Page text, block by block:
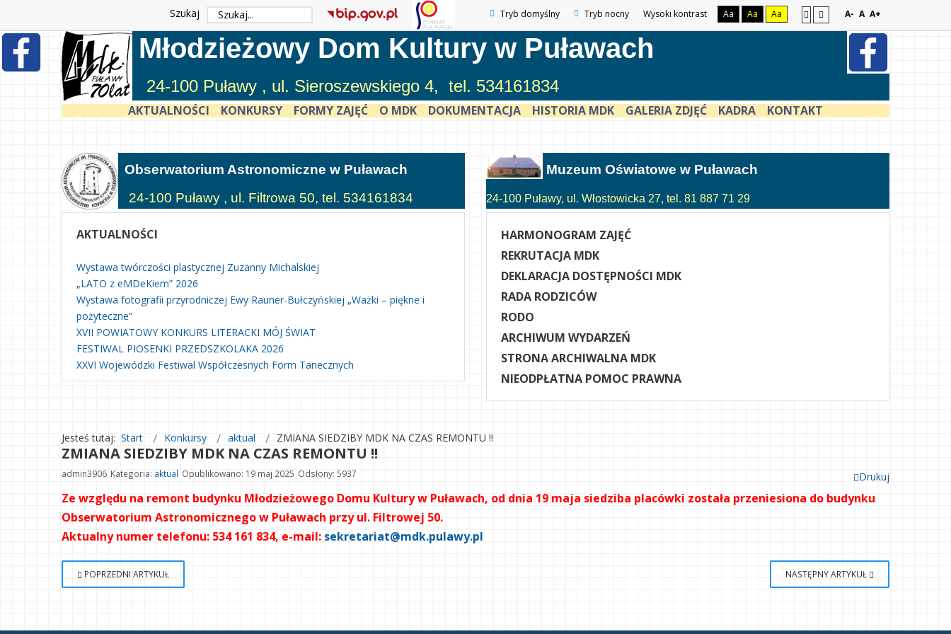
Tryb domyślny Tryb nocny Wysoki kontrast Aa Aa Aa A- A A+
Szukaj
Młodzieżowy Dom Kultury w Puławach
24-100 Puławy , ul. Sieroszewskiego 4, tel. 534161834
AKTUALNOŚCI KONKURSY FORMY ZAJĘĆ O MDK DOKUMENTACJA HISTORIA MDK GALERIA ZDJĘĆ KADRA KONTAKT
Obserwatorium Astronomiczne w Puławach
24-100 Puławy , ul. Filtrowa 50, tel. 534161834
AKTUALNOŚCI
Wystawa twórczości plastycznej Zuzanny Michalskiej
„LATO z eMDeKiem” 2026
Wystawa fotografii przyrodniczej Ewy Rauner-Bułczyńskiej „Ważki – piękne i
pożyteczne”
XVII POWIATOWY KONKURS LITERACKI MÓJ ŚWIAT
FESTIWAL PIOSENKI PRZEDSZKOLAKA 2026
XXVI Wojewódzki Festiwal Współczesnych Form Tanecznych
Muzeum Oświatowe w Puławach
24-100 Puławy, ul. Włostowicka 27, tel. 81 887 71 29
HARMONOGRAM ZAJĘĆ
REKRUTACJA MDK
DEKLARACJA DOSTĘPNOŚCI MDK
RADA RODZICÓW
RODO
ARCHIWUM WYDARZEŃ
STRONA ARCHIWALNA MDK
NIEODPŁATNA POMOC PRAWNA
Jesteś tutaj: Start Konkursy aktual ZMIANA SIEDZIBY MDK NA CZAS REMONTU !!
ZMIANA SIEDZIBY MDK NA CZAS REMONTU !!
Drukuj
admin3906 Kategoria: aktual Opublikowano: 19 maj 2025 Odsłony: 5937
Ze względu na remont budynku Młodzieżowego Domu Kultury w Puławach, od dnia 19 maja siedziba placówki została przeniesiona do budynku
Obserwatorium Astronomicznego w Puławach przy ul. Filtrowej 50.
Aktualny numer telefonu: 534 161 834, e-mail: sekretariat@mdk.pulawy.pl
POPRZEDNI ARTYKUŁ NASTĘPNY ARTYKUŁ